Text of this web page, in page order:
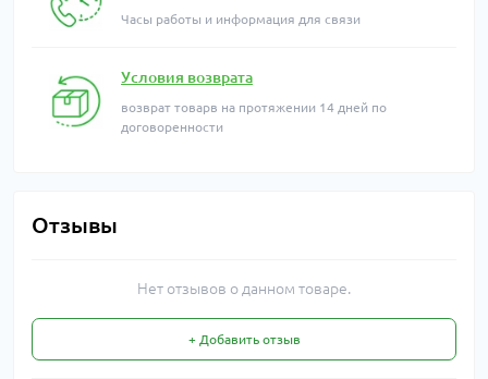
Часы работы и информация для связи
Условия возврата
возврат товарв на протяжении 14 дней по
договоренности
Отзывы
Нет отзывов о данном товаре.
+ Добавить отзыв